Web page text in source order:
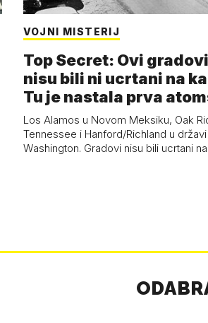
VOJNI MISTERIJ
Top Secret: Ovi gradovi
nisu bili ni ucrtani na
Tu je nastala prva
Los Alamos u Novom Meksiku, Oak
Tennessee i Hanford/Richland u državi
Washington. Gradovi nisu bili ucrtani